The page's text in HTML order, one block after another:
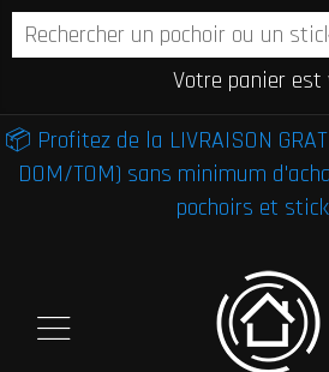
Votre panier est
📦 Profitez de la LIVRAISON
DOM/TOM) sans minimum
pochoirs et